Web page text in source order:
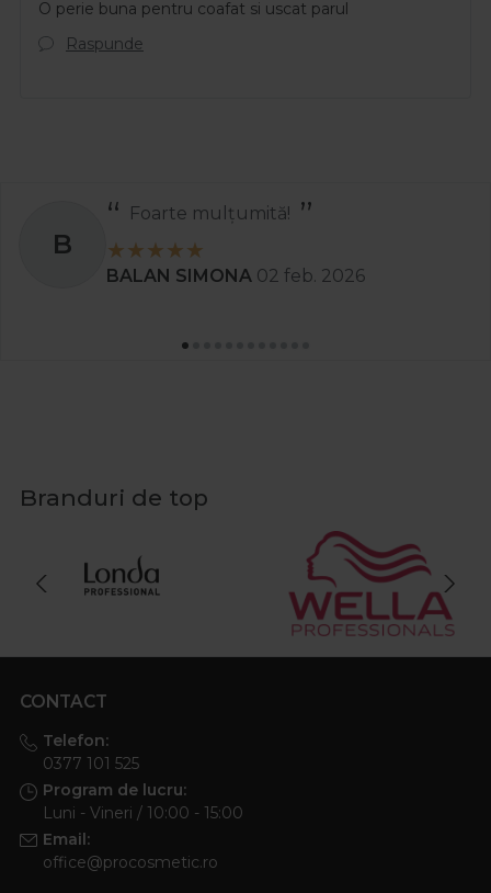
O perie buna pentru coafat si uscat parul
Raspunde
Stanciu Aura
Branduri de top
CONTACT
Telefon:
0377 101 525
Program de lucru:
Luni - Vineri / 10:00 - 15:00
Email:
office@procosmetic.ro